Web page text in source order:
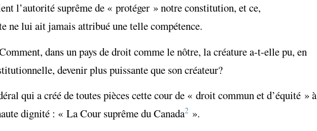
l’autorité suprême de « protéger » notre constitution, et ce,
ne lui ait jamais attribué une telle compétence.
dans un pays de droit comme le nôtre, la créature a-t-elle pu, en
devenir plus puissante que son créateur?
qui a créé de toutes pièces cette cour de « droit commun et d’équité » à
dignité : « La Cour suprême du Canada2 ».